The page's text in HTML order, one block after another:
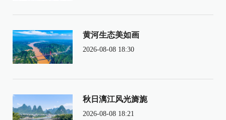
黄河生态美如画
2026-08-08 18:30
秋日漓江风光旖旎
2026-08-08 18:21